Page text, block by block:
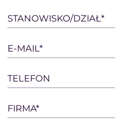
this
field
empty.
STANOWISKO/DZIAŁ*
E-MAIL*
TELEFON
FIRMA*